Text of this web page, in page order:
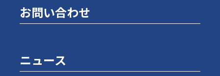
お問い合わせ
ニュース